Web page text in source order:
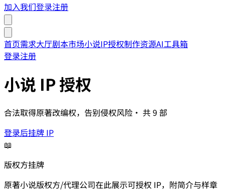
加入我们登录注册
首页需求大厅剧本市场小说IP授权制作资源AI工具箱
登录注册
小说 IP 授权
合法取得原著改编权，告别侵权风险 · 共9 部
登录后挂牌 IP
📖
版权方挂牌
原著小说版权方/代理公司在此展示可授权 IP，附简介与样章